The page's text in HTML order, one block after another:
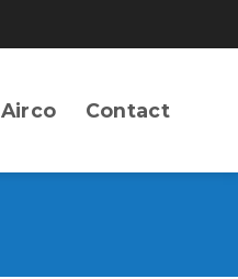
Airco Contact